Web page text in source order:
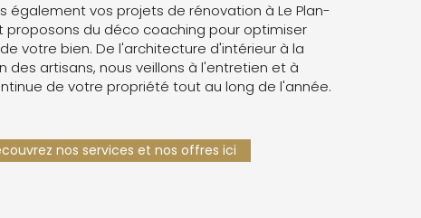
également vos projets de rénovation à Le Plan-
proposons du déco coaching pour optimiser
votre bien. De l'architecture d'intérieur à la
des artisans, nous veillons à l'entretien et à
de votre propriété tout au long de l'année.
nos services et nos offres ici